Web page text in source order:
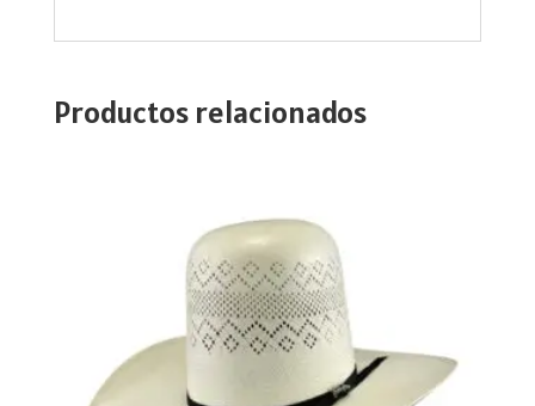
Productos relacionados